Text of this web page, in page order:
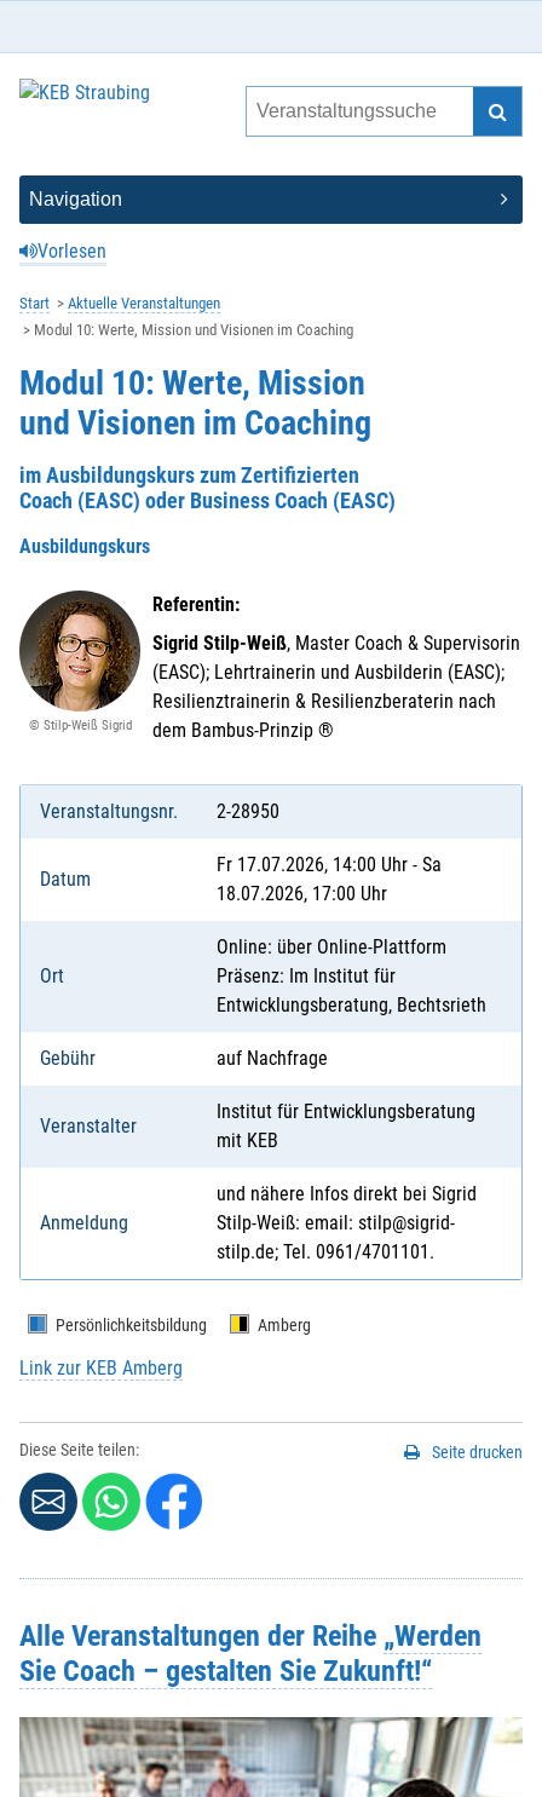
Vorlesen
Start
Aktuelle Veranstaltungen
Modul 10: Werte, Mission und Visionen im Coaching
Modul 10: Werte, Mission
und Visionen im Coaching
im Ausbildungskurs zum Zertifizierten
Coach (EASC) oder Business Coach (EASC)
Ausbildungskurs
© Stilp-Weiß Sigrid
Referentin:
Sigrid Stilp-Weiß, Master Coach & Supervisorin
(EASC); Lehrtrainerin und Ausbilderin (EASC);
Resilienztrainerin & Resilienzberaterin nach
dem Bambus-Prinzip ®
Veranstaltungsnr. 2-28950
Datum
Fr 17.07.2026, 14:00 Uhr - Sa
18.07.2026, 17:00 Uhr
Ort
Online: über Online-Plattform
Präsenz: Im Institut für
Entwicklungsberatung, Bechtsrieth
Gebühr auf Nachfrage
Veranstalter
Institut für Entwicklungsberatung
mit KEB
Anmeldung
und nähere Infos direkt bei Sigrid
Stilp-Weiß: email: stilp@sigrid-
stilp.de; Tel. 0961/4701101.
Persönlichkeitsbildung Amberg
Link zur KEB Amberg
Diese Seite teilen: Seite drucken
Alle Veranstaltungen der Reihe „Werden
Sie Coach – gestalten Sie Zukunft!“